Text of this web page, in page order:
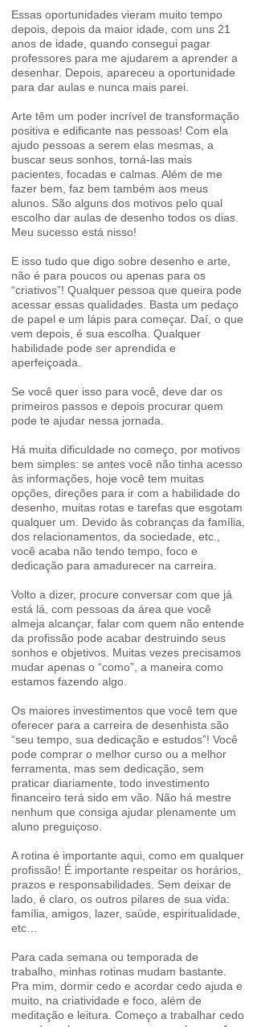
Essas oportunidades vieram muito tempo
depois, depois da maior idade, com uns 21
anos de idade, quando consegui pagar
professores para me ajudarem a aprender a
desenhar. Depois, apareceu a oportunidade
para dar aulas e nunca mais parei.
Arte têm um poder incrível de transformação
positiva e edificante nas pessoas! Com ela
ajudo pessoas a serem elas mesmas, a
buscar seus sonhos, torná-las mais
pacientes, focadas e calmas. Além de me
fazer bem, faz bem também aos meus
alunos. São alguns dos motivos pelo qual
escolho dar aulas de desenho todos os dias.
Meu sucesso está nisso!
E isso tudo que digo sobre desenho e arte,
não é para poucos ou apenas para os
“criativos”! Qualquer pessoa que queira pode
acessar essas qualidades. Basta um pedaço
de papel e um lápis para começar. Daí, o que
vem depois, é sua escolha. Qualquer
habilidade pode ser aprendida e
aperfeiçoada.
Se você quer isso para você, deve dar os
primeiros passos e depois procurar quem
pode te ajudar nessa jornada.
Há muita dificuldade no começo, por motivos
bem simples: se antes você não tinha acesso
às informações, hoje você tem muitas
opções, direções para ir com a habilidade do
desenho, muitas rotas e tarefas que esgotam
qualquer um. Devido às cobranças da família,
dos relacionamentos, da sociedade, etc.,
você acaba não tendo tempo, foco e
dedicação para amadurecer na carreira.
Volto a dizer, procure conversar com que já
está lá, com pessoas da área que você
almeja alcançar, falar com quem não entende
da profissão pode acabar destruindo seus
sonhos e objetivos. Muitas vezes precisamos
mudar apenas o “como”, a maneira como
estamos fazendo algo.
Os maiores investimentos que você tem que
oferecer para a carreira de desenhista são
“seu tempo, sua dedicação e estudos”! Você
pode comprar o melhor curso ou a melhor
ferramenta, mas sem dedicação, sem
praticar diariamente, todo investimento
financeiro terá sido em vão. Não há mestre
nenhum que consiga ajudar plenamente um
aluno preguiçoso.
A rotina é importante aqui, como em qualquer
profissão! É importante respeitar os horários,
prazos e responsabilidades. Sem deixar de
lado, é claro, os outros pilares de sua vida:
família, amigos, lazer, saúde, espiritualidade,
etc…
Para cada semana ou temporada de
trabalho, minhas rotinas mudam bastante.
Pra mim, dormir cedo e acordar cedo ajuda e
muito, na criatividade e foco, além de
meditação e leitura. Começo a trabalhar cedo